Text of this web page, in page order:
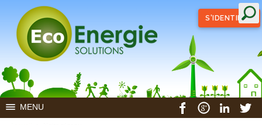
S'IDENTIFIER
MENU